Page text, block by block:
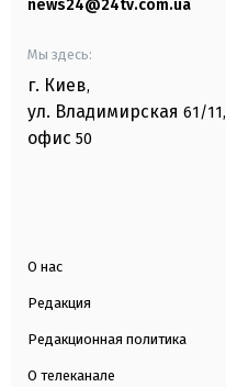
news24@24tv.com.ua
Мы здесь:
г. Киев,
ул. Владимирская 61/11,
офис 50
О нас
Редакция
Редакционная политика
О телеканале